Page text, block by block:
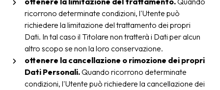
ricorrono determinate condizioni, l'Utente può
richiedere la limitazione del trattamento dei propri
Dati. In tal caso il Titolare non tratterà i Dati per alcun
altro scopo se non la loro conservazione.
ottenere la cancellazione o rimozione dei propri
Dati Personali.Quando ricorrono determinate
condizioni, l'Utente può richiedere la cancellazione dei